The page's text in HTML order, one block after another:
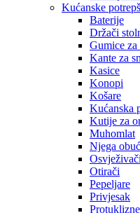
Kućanske
Baterije
Držači
Gumice
Kante za
Kasice
Konopi
Košare
Kućanska
Kutije za
Muhomlat
Njega
Osvježivači
Otirači
Pepeljare
Privjesak